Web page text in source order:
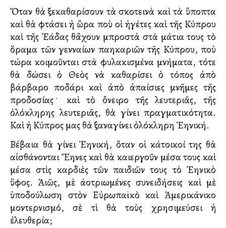
Ὅταν θὰ ξεκαθαρίσουν τὰ σκοτεινὰ καὶ τὰ ὓποπτα
καὶ θὰ φτάσει ἡ ὣρα ποὺ οἱ ἡγέτες καὶ τῆς Κύπρου
καὶ τῆς Ἑλλάδας θἄχουν μπροστὰ στὰ μάτια τους τὸ
ὅραμα τῶν γενναίων παλληκαριῶν τῆς Κύπρου, ποὺ
τώρα κοιμοῦνται στὰ φυλακισμένα μνήματα, τότε
θὰ δώσει ὁ Θεὸς νὰ καθαρίσει ὁ τόπος ἀπὸ
βάρβαρο ποδάρι καὶ ἀπὸ ἀπαίσιες μνῆμες τῆς
προδοσίας﮲ καὶ τὸ ὂνειρο τῆς λευτεριᾶς, τῆς
ὁλόκληρης λευτεριᾶς, θὰ γίνει πραγματικότητα.
Καὶ ἡ Κύπρος μας θὰ ξαναγίνει ὁλόκληρη Ἑλληνική.
Βέβαια θὰ γίνει Ἑλληνική, ὅταν οἱ κάτοικοί της θὰ
αἰσθάνονται Ἕλληνες καὶ θὰ καλλιεργοῦν μέσα τους καὶ
μέσα στὶς καρδιὲς τῶν παιδιῶν τους τὸ Ἑλληνικὸ
ὕφος. Ἀλλιῶς, μὲ ἀλλοτριωμένες συνειδήσεις καὶ μὲ
ὑποδούλωση στὸν Εὐρωπαϊκὸ καὶ Ἀμερικάνικο
μοντερνισμό, σὲ τὶ θὰ τοὺς χρησιμεύσει ἡ
ἐλευθερία;